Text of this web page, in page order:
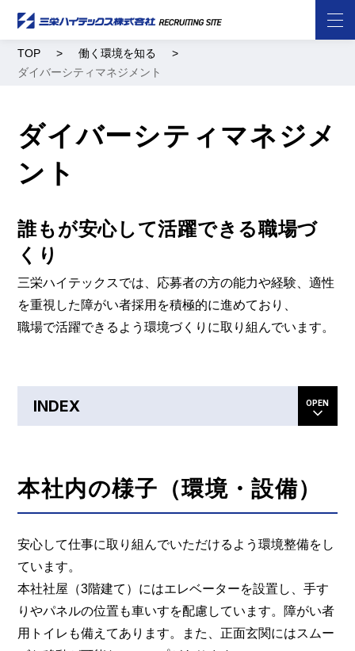
TOP
働く環境を知る
ダイバーシティマネジメント
ダイバーシティマネジメ
ント
誰もが安心して活躍できる職場づ
くり
三栄ハイテックスでは、応募者の方の能力や経験、適性
を重視した障がい者採用を積極的に進めており、
職場で活躍できるよう環境づくりに取り組んでいます。
INDEX
本社内の様子（環境・設備）
安心して仕事に取り組んでいただけるよう環境整備をし
ています。
本社社屋（3階建て）にはエレベーターを設置し、手す
りやパネルの位置も車いすを配慮しています。障がい者
用トイレも備えてあります。また、正面玄関にはスムー